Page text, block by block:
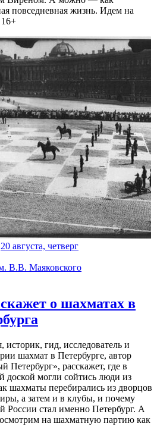
повседневная жизнь. Идем на
16+
20 августа, четверг
В.В. Маяковского
о шахматах в
историк, гид, исследователь и
шахмат в Петербурге, автор
Петербург», расскажет, где в
доской могли сойтись люди из
шахматы перебирались из дворцов
а затем и в клубы, и почему
России стал именно Петербург. А
на шахматную партию как